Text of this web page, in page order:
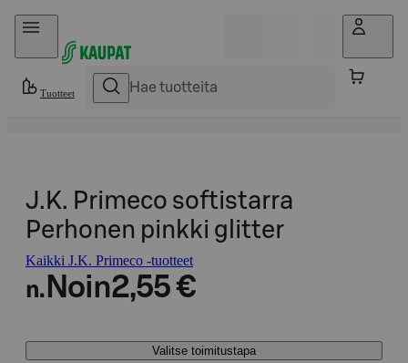
Hyppää sisältöön
Tuotteet
J.K. Primeco softistarra
Perhonen pinkki glitter
Kaikki J.K. Primeco -tuotteet
n. Noin2,55 €
Valitse toimitustapa